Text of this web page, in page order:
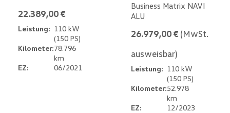
22.389,00 €
Leistung: 110 kW
(150 PS)
Kilometer:78.796
km
EZ:
06/2021
Business Matrix NAVI
ALU
26.979,00 € (MwSt.
ausweisbar)
Leistung: 110 kW
(150 PS)
Kilometer:52.978
km
EZ:
12/2023